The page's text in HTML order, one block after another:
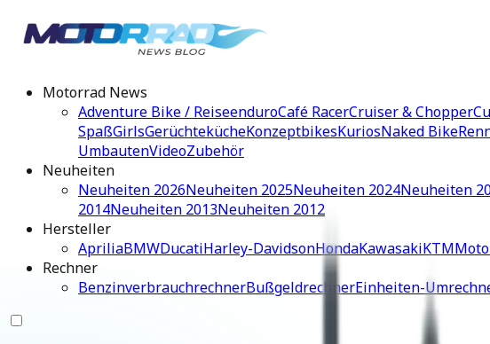
Motorrad News
Adventure Bike / ReiseenduroCafé RacerCruiser & Chopper
SpaßGirlsGerüchtekücheKonzeptbikesKuriosNaked Bike
UmbautenVideoZubehör
Neuheiten
Neuheiten 2026Neuheiten 2025Neuheiten 2024Neuheiten
2014Neuheiten 2013Neuheiten 2012
Hersteller
ApriliaBMWDucatiHarley-DavidsonHondaKawasakiKTM
Rechner
BenzinverbrauchrechnerBußgeldrechnerEinheiten-